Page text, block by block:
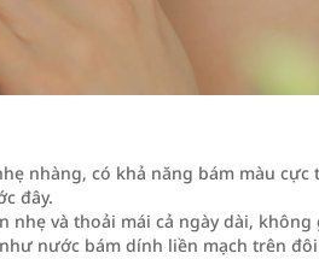
nhàng, có khả năng bám màu
đây.
và thoải mái cả ngày dài,
nước bám dính liền mạch trên